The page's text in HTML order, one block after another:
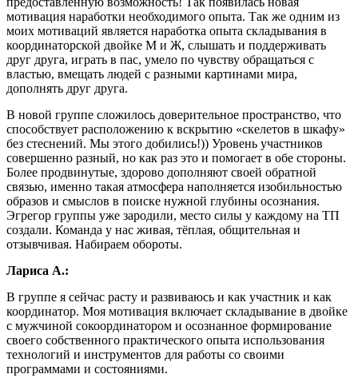
мотивация наработки необходимого опыта. Так же одним из
моих мотиваций является наработка опыта складывания в
координаторской двойке М и Ж, слышать и поддерживать
друг друга, играть в пас, умело по чувству обращаться с
властью, вмещать людей с разными картинами мира,
дополнять друг друга.
В новой группе сложилось доверительное пространство, что
способствует расположению к вскрытию «скелетов в шкафу»
без стеснений. Мы этого добились!)) Уровень участников
совершенно разный, но как раз это и помогает в обе стороны.
Более продвинутые, здорово дополняют своей обратной
связью, именно такая атмосфера наполняется изобильностью
образов и смыслов в поиске нужной глубины осознания.
Эгрегор группы уже зародили, место силы у каждому на ТП
создали. Команда у нас живая, тёплая, общительная и
отзывчивая. Набираем обороты.
Лариса А.:
В группе я сейчас расту и развиваюсь и как участник и как
координатор. Моя мотивация включает складывание в двойке
с мужчиной сокоординатором и осознанное формирование
своего собственного практического опыта использования
технологий и инструментов для работы со своими
программами и состояниями.